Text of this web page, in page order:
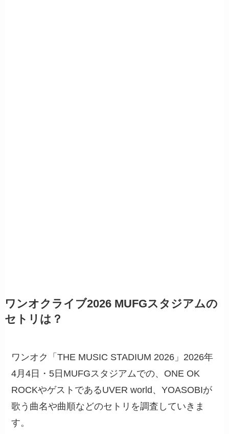
ワンオクライブ2026 MUFGスタジアムの
セトリは？
ワンオク「THE MUSIC STADIUM 2026​」2026年
4月4日・5日MUFGスタジアムでの、ONE OK
ROCKやゲストであるUVER world、YOASOBIが
歌う曲名や曲順などのセトリを調査していきま
す。